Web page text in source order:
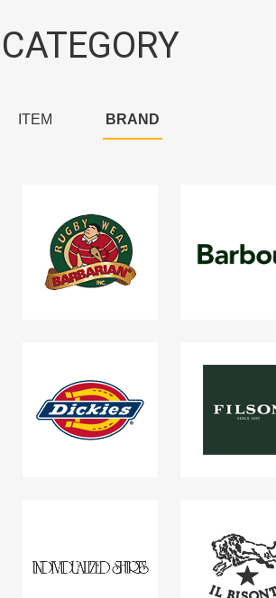
CATEGORY
ITEM BRAND